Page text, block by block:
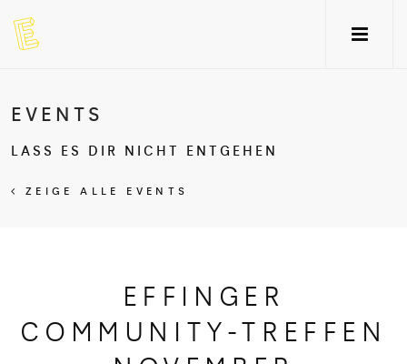
EVENTS
LASS ES DIR NICHT ENTGEHEN
ZEIGE ALLE EVENTS
EFFINGER
COMMUNITY-TREFFEN